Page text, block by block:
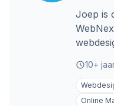
Joep is
10+
Online